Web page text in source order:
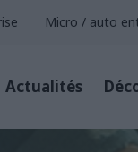
Micro / auto
Actualités